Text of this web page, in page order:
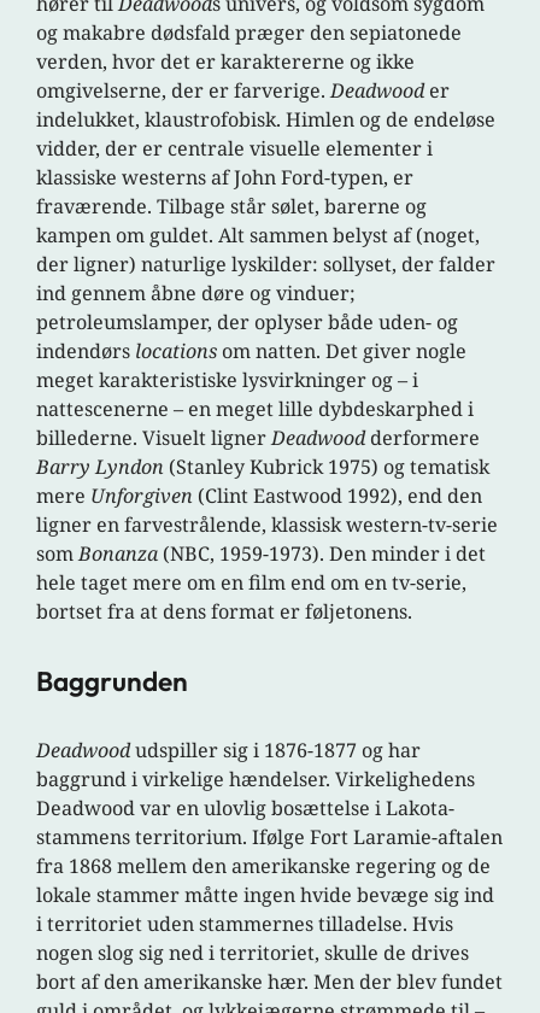
og makabre dødsfald præger den sepiatonede
verden, hvor det er karaktererne og ikke
omgivelserne, der er farverige.Deadwooder
indelukket, klaustrofobisk. Himlen og de endeløse
vidder, der er centrale visuelle elementer i
klassiske westerns af John Ford-typen, er
fraværende. Tilbage står sølet, barerne og
kampen om guldet. Alt sammen belyst af (noget,
der ligner) naturlige lyskilder: sollyset, der falder
ind gennem åbne døre og vinduer;
petroleumslamper, der oplyser både uden- og
indendørs locations om natten. Det giver nogle
meget karakteristiske lysvirkninger og – i
nattescenerne – en meget lille dybdeskarphed i
billederne. Visuelt lignerDeadwoodderformere
Barry Lyndon (Stanley Kubrick 1975) og tematisk
mere Unforgiven (Clint Eastwood 1992), end den
ligner en farvestrålende, klassisk western-tv-serie
somBonanza (NBC, 1959-1973). Den minder i det
hele taget mere om en film end om en tv-serie,
bortset fra at dens format er føljetonens.
Baggrunden
Deadwoodudspiller sig i 1876-1877 og har
baggrund i virkelige hændelser. Virkelighedens
Deadwood var en ulovlig bosættelse i Lakota-
stammens territorium. Ifølge Fort Laramie-aftalen
fra 1868 mellem den amerikanske regering og de
lokale stammer måtte ingen hvide bevæge sig ind
i territoriet uden stammernes tilladelse. Hvis
nogen slog sig ned i territoriet, skulle de drives
bort af den amerikanske hær. Men der blev fundet